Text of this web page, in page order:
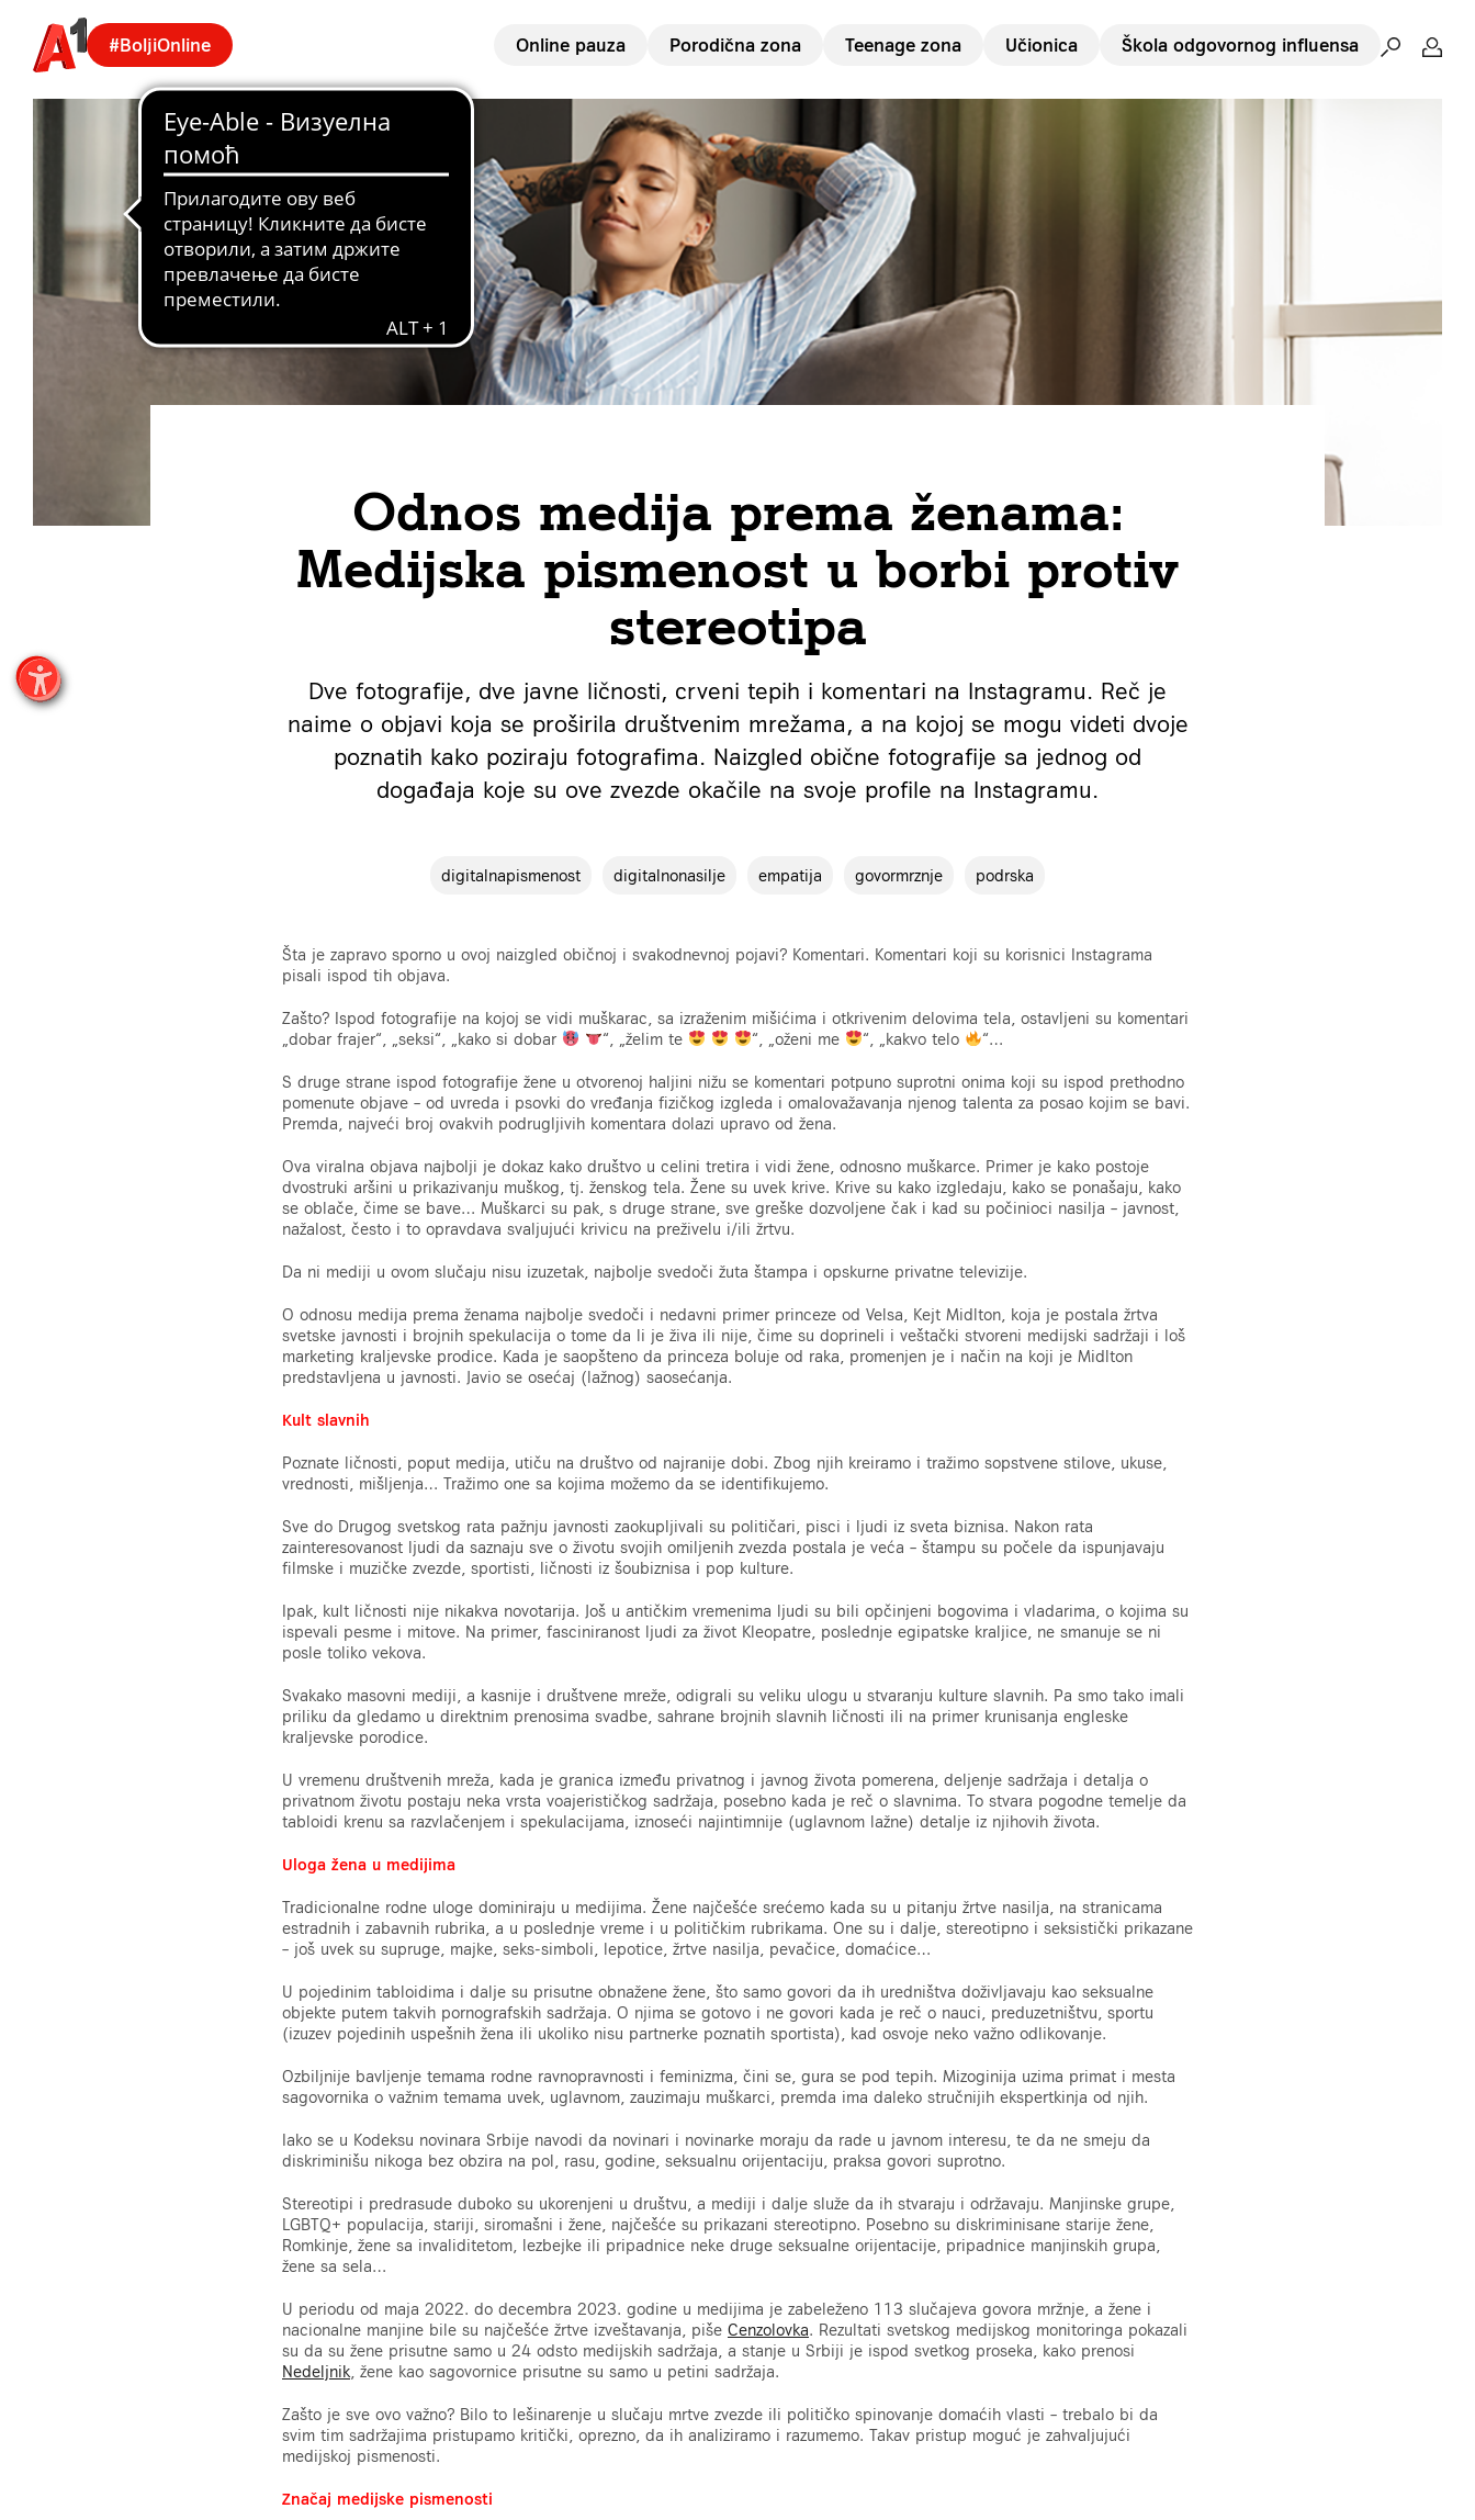
#BoljiOnline Online pauza Porodična zona Teenage zona Učionica Škola odgovornog influensa
Odnos medija prema ženama:
Medijska pismenost u borbi protiv
stereotipa
Dve fotografije, dve javne ličnosti, crveni tepih i komentari na Instagramu. Reč je
naime o objavi koja se proširila društvenim mrežama, a na kojoj se mogu videti dvoje
poznatih kako poziraju fotografima. Naizgled obične fotografije sa jednog od
događaja koje su ove zvezde okačile na svoje profile na Instagramu.
digitalnapismenost digitalnonasilje empatija govormrznje podrska
Šta je zapravo sporno u ovoj naizgled običnoj i svakodnevnoj pojavi? Komentari. Komentari koji su korisnici Instagrama
pisali ispod tih objava.
Zašto? Ispod fotografije na kojoj se vidi muškarac, sa izraženim mišićima i otkrivenim delovima tela, ostavljeni su komentari
dobar frajer“ seksi“ kako si dobar “, želim te “, oženi me “, kakvo telo “…
S druge strane ispod fotografije žene u otvorenoj haljini nižu se komentari potpuno suprotni onima koji su ispod prethodno
pomenute objave – od uvreda i psovki do vređanja fizičkog izgleda i omalovažavanja njenog talenta za posao kojim se bavi.
Premda, najveći broj ovakvih podrugljivih komentara dolazi upravo od žena.
Ova viralna objava najbolji je dokaz kako društvo u celini tretira i vidi žene, odnosno muškarce. Primer je kako postoje
dvostruki aršini u prikazivanju muškog, tj. ženskog tela. Žene su uvek krive. Krive su kako izgledaju, kako se ponašaju, kako
se oblače, čime se bave… Muškarci su pak, s druge strane, sve greške dozvoljene čak i kad su počinioci nasilja – javnost,
nažalost, često i to opravdava svaljujući krivicu na preživelu i/ili žrtvu.
Da ni mediji u ovom slučaju nisu izuzetak, najbolje svedoči žuta štampa i opskurne privatne televizije.
O odnosu medija prema ženama najbolje svedoči i nedavni primer princeze od Velsa, Kejt Midlton, koja je postala žrtva
svetske javnosti i brojnih spekulacija o tome da li je živa ili nije, čime su doprineli i veštački stvoreni medijski sadržaji i loš
marketing kraljevske prodice. Kada je saopšteno da princeza boluje od raka, promenjen je i način na koji je Midlton
predstavljena u javnosti. Javio se osećaj (lažnog) saosećanja.
Kult slavnih
Poznate ličnosti, poput medija, utiču na društvo od najranije dobi. Zbog njih kreiramo i tražimo sopstvene stilove, ukuse,
vrednosti, mišljenja… Tražimo one sa kojima možemo da se identifikujemo.
Sve do Drugog svetskog rata pažnju javnosti zaokupljivali su političari, pisci i ljudi iz sveta biznisa. Nakon rata
zainteresovanost ljudi da saznaju sve o životu svojih omiljenih zvezda postala je veća – štampu su počele da ispunjavaju
filmske i muzičke zvezde, sportisti, ličnosti iz šoubiznisa i pop kulture.
Ipak, kult ličnosti nije nikakva novotarija. Još u antičkim vremenima ljudi su bili opčinjeni bogovima i vladarima, o kojima su
ispevali pesme i mitove. Na primer, fasciniranost ljudi za život Kleopatre, poslednje egipatske kraljice, ne smanuje se ni
posle toliko vekova.
Svakako masovni mediji, a kasnije i društvene mreže, odigrali su veliku ulogu u stvaranju kulture slavnih. Pa smo tako imali
priliku da gledamo u direktnim prenosima svadbe, sahrane brojnih slavnih ličnosti ili na primer krunisanja engleske
kraljevske porodice.
U vremenu društvenih mreža, kada je granica između privatnog i javnog života pomerena, deljenje sadržaja i detalja o
privatnom životu postaju neka vrsta voajerističkog sadržaja, posebno kada je reč o slavnima. To stvara pogodne temelje da
tabloidi krenu sa razvlačenjem i spekulacijama, iznoseći najintimnije (uglavnom lažne) detalje iz njihovih života.
Uloga žena u medijima
Tradicionalne rodne uloge dominiraju u medijima. Žene najčešće srećemo kada su u pitanju žrtve nasilja, na stranicama
estradnih i zabavnih rubrika, a u poslednje vreme i u političkim rubrikama. One su i dalje, stereotipno i seksistički prikazane
– još uvek su supruge, majke, seks-simboli, lepotice, žrtve nasilja, pevačice, domaćice…
U pojedinim tabloidima i dalje su prisutne obnažene žene, što samo govori da ih uredništva doživljavaju kao seksualne
objekte putem takvih pornografskih sadržaja. O njima se gotovo i ne govori kada je reč o nauci, preduzetništvu, sportu
(izuzev pojedinih uspešnih žena ili ukoliko nisu partnerke poznatih sportista), kad osvoje neko važno odlikovanje.
Ozbiljnije bavljenje temama rodne ravnopravnosti i feminizma, čini se, gura se pod tepih. Mizoginija uzima primat i mesta
sagovornika o važnim temama uvek, uglavnom, zauzimaju muškarci, premda ima daleko stručnijih ekspertkinja od njih.
Iako se u Kodeksu novinara Srbije navodi da novinari i novinarke moraju da rade u javnom interesu, te da ne smeju da
diskriminišu nikoga bez obzira na pol, rasu, godine, seksualnu orijentaciju, praksa govori suprotno.
Stereotipi i predrasude duboko su ukorenjeni u društvu, a mediji i dalje služe da ih stvaraju i održavaju. Manjinske grupe,
LGBTQ+ populacija, stariji, siromašni i žene, najčešće su prikazani stereotipno. Posebno su diskriminisane starije žene,
Romkinje, žene sa invaliditetom, lezbejke ili pripadnice neke druge seksualne orijentacije, pripadnice manjinskih grupa,
žene sa sela…
U periodu od maja 2022. do decembra 2023. godine u medijima je zabeleženo 113 slučajeva govora mržnje, a žene i
nacionalne manjine bile su najčešće žrtve izveštavanja, piše Cenzolovka. Rezultati svetskog medijskog monitoringa pokazali
su da su žene prisutne samo u 24 odsto medijskih sadržaja, a stanje u Srbiji je ispod svetkog proseka, kako prenosi
Nedeljnik , žene kao sagovornice prisutne su samo u petini sadržaja.
Zašto je sve ovo važno? Bilo to lešinarenje u slučaju mrtve zvezde ili političko spinovanje domaćih vlasti – trebalo bi da
svim tim sadržajima pristupamo kritički, oprezno, da ih analiziramo i razumemo. Takav pristup moguć je zahvaljujući
medijskoj pismenosti.
Značaj medijske pismenosti